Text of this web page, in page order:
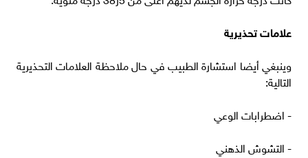
علامات تحذيرية
وينبغي أيضا استشارة الطبيب في حال ملاحظة العلامات التحذيرية
التالية:
- اضطرابات الوعي
- التشوش الذهني